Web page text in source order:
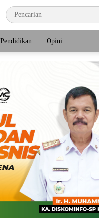
Pendidikan Opini